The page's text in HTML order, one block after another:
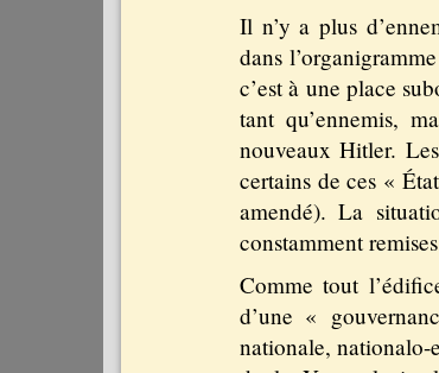
Il n’y a plus
dans
c’est à une place
tant qu’ennemis,
nouveaux Hitler.
certains de ces «
amendé). La
constamment
Comme tout
d’une «
nationale, nationalo-